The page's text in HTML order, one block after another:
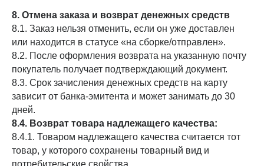
8. Отмена заказа и возврат денежных средств
8.1. Заказ нельзя отменить, если он уже доставлен
или находится в статусе «на сборке/отправлен».
8.2. После оформления возврата на указанную почту
покупатель получает подтверждающий документ.
8.3. Срок зачисления денежных средств на карту
зависит от банка-эмитента и может занимать до 30
дней.
8.4. Возврат товара надлежащего качества:
8.4.1. Товаром надлежащего качества считается тот
товар, у которого сохранены товарный вид и
потребительские свойства.